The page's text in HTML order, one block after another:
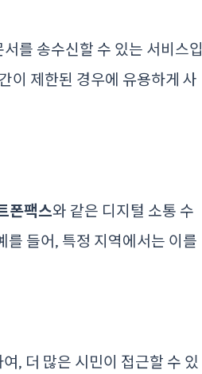
를 송수신할 수 있는 서비스입
이 제한된 경우에 유용하게 사
폰팩스와 같은 디지털 소통 수
를 들어, 특정 지역에서는 이를
, 더 많은 시민이 접근할 수 있